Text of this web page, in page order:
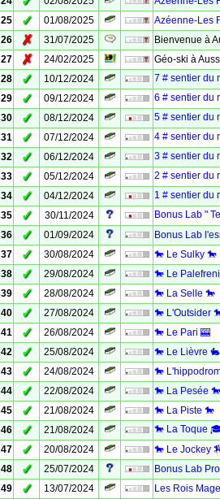
25
✓ 01/08/2025
Azéenne-Les
26
✗ 31/07/2025
Bienvenue à
27
✗ 24/02/2025
Géo-ski à
28
✓ 10/12/2024
7 # sentier du
29
✓ 09/12/2024
6 # sentier du
30
✓ 08/12/2024
5 # sentier du
31
✓ 07/12/2024
4 # sentier du
32
✓ 06/12/2024
3 # sentier du
33
✓ 05/12/2024
2 # sentier du
34
✓ 04/12/2024
1 # sentier du
35
✓ 30/11/2024
Bonus Lab "
36
✓ 01/09/2024
Bonus Lab
37
✓ 30/08/2024
🐎 Le Sulky 🐎
38
✓ 29/08/2024
🐎 Le
39
✓ 28/08/2024
🐎 La Selle 🐎
40
✓ 27/08/2024
🐎 L'Outsider
41
✓ 26/08/2024
🐎 Le Pari 🎰
42
✓ 25/08/2024
🐎 Le Lièvre 🐇
43
✓ 24/08/2024
🐎
44
✓ 22/08/2024
🐎 La Pesée 🐎
45
✓ 21/08/2024
🐎 La Piste 🐎
46
✓ 21/08/2024
🐎 La Toque
47
✓ 20/08/2024
🐎 Le Jockey
48
✓ 25/07/2024
Bonus Lab
49
✓ 13/07/2024
Les Rois